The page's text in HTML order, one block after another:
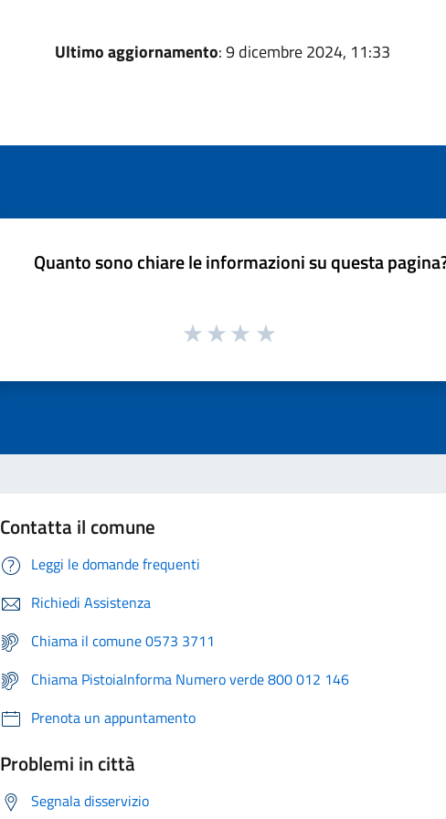
Ultimo aggiornamento: 9 dicembre 2024, 11:33
Quanto sono chiare le informazioni su questa
Contatta il comune
Leggi le domande frequenti
Richiedi Assistenza
Chiama il comune 0573 3711
Chiama PistoiaInforma Numero verde 800 012 146
Prenota un appuntamento
Problemi in città
Segnala disservizio